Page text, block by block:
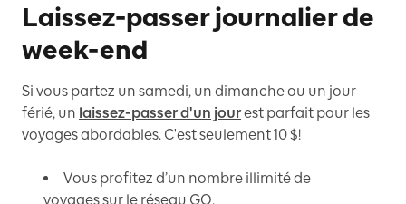
Laissez-passer journalier de
week-end
Si vous partez un samedi, un dimanche ou un jour
férié, un laissez-passer d'un jourest parfait pour les
voyages abordables. C'est seulement 10 $!
Vous profitez d’un nombre illimité de
voyages sur le réseau GO.